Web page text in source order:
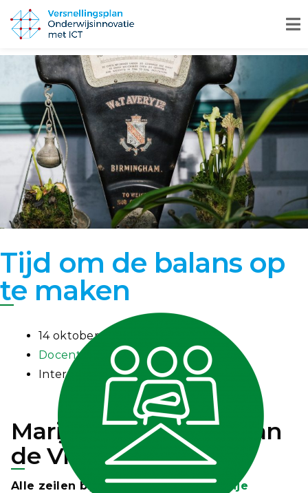
Tijd om de balans op
te maken
14 oktober 2020
Docentprofessionalisering
Interview
Marijke Leijdekkers van
de Vrije Universiteit
Alle zeilen bijzetten: daar was de
Vrije